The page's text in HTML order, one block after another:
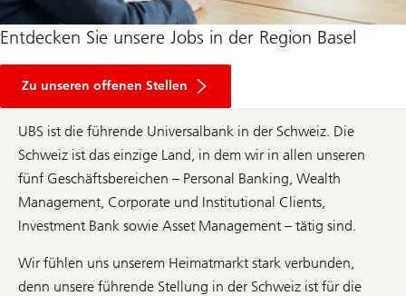
Entdecken Sie unsere Jobs in der Region Basel
Zu unseren offenen Stellen
UBS ist die führende Universalbank in der Schweiz. Die
Schweiz ist das einzige Land, in dem wir in allen unseren
fünf Geschäftsbereichen – Personal Banking, Wealth
Management, Corporate und Institutional Clients,
Investment Bank sowie Asset Management – tätig sind.
Wir fühlen uns unserem Heimatmarkt stark verbunden,
denn unsere führende Stellung in der Schweiz ist für die